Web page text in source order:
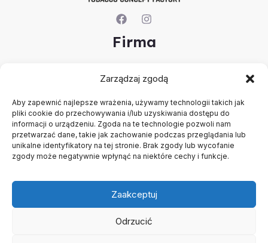
Zarządzaj zgodą
Aby zapewnić najlepsze wrażenia, używamy technologii takich jak
pliki cookie do przechowywania i/lub uzyskiwania dostępu do
informacji o urządzeniu. Zgoda na te technologie pozwoli nam
przetwarzać dane, takie jak zachowanie podczas przeglądania lub
unikalne identyfikatory na tej stronie. Brak zgody lub wycofanie
zgody może negatywnie wpłynąć na niektóre cechy i funkcje.
Zaakceptuj
Odrzucić
Firma
Kontakt
Konto
Polityka prywatności
Regulamin
Copyright © 2026 B2B - Panel Hurtowy - TCF - Tobacco